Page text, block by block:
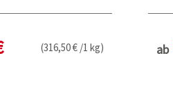
(316,50 € /1 kg) ab